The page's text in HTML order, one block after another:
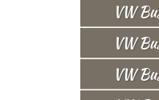
VW
VW
VW